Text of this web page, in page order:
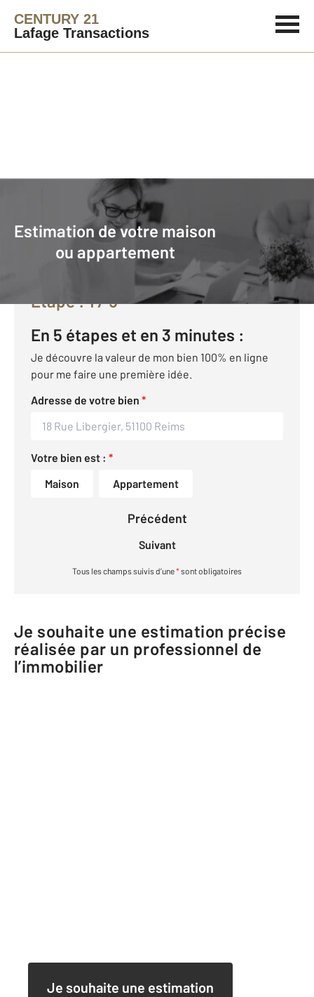
CENTURY 21
Lafage Transactions
Estimation de votre maison
ou appartement
Vendre avec CENTURY 21 Lafage Transactions
Faire estimer son bien avec
CENTURY 21 :
Etape :1/ 5
En 5 étapes et en 3 minutes :
Je découvre la valeur de mon bien 100% en ligne
pour me faire une première idée.
Adresse de votre bien *
Votre bien est : *
Maison
Appartement
Précédent
Suivant
Tous les champs suivis d’une*sont obligatoires
Je souhaite une estimation précise
réalisée par un professionnel de
l’immobilier
Je souhaite une estimation